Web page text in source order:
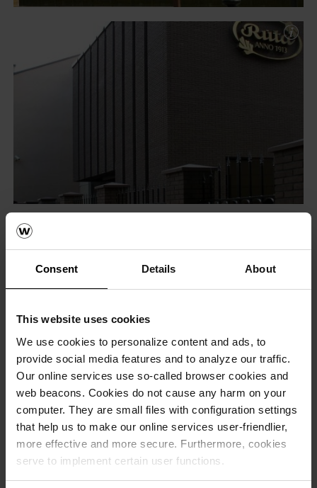
Consent Details About
This website uses cookies
We use cookies to personalize content and ads, to
provide social media features and to analyze our traffic.
Our online services use so-called browser cookies and
web beacons. Cookies do not cause any harm on your
computer. They are small files with configuration settings
that help us to make our online services user-friendlier,
more effective and more secure. Furthermore, cookies
serve to implement certain user functions.